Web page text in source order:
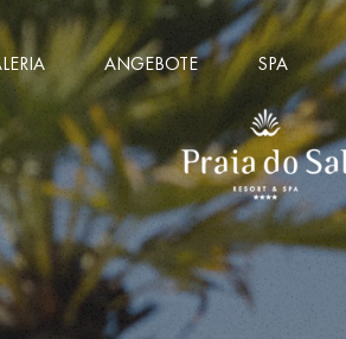
ANGEBOTE SPA